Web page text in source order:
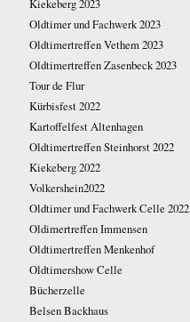
Kiekeberg 2023
Oldtimer und Fachwerk 2023
Oldtimertreffen Vethem 2023
Oldtimertreffen Zasenbeck 2023
Tour de Flur
Kürbisfest 2022
Kartoffelfest Altenhagen
Oldtimertreffen Steinhorst 2022
Kiekeberg 2022
Volkershein2022
Oldtimer und Fachwerk Celle 2022
Oldimertreffen Immensen
Oldtimertreffen Menkenhof
Oldtimershow Celle
Bücherzelle
Belsen Backhaus